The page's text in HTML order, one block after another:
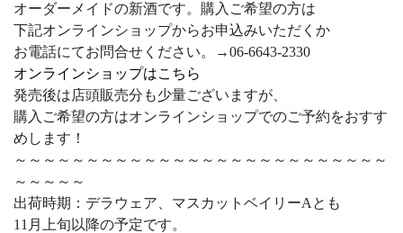
オーダーメイドの新酒です。購入ご希望の方は
下記オンラインショップからお申込みいただくか
お電話にてお問合せください。→06-6643-2330
オンラインショップはこちら
発売後は店頭販売分も少量ございますが、
購入ご希望の方はオンラインショップでのご予約をおすす
めします！
～～～～～～～～～～～～～～～～～～～～～～～～～～
～～～～～
出荷時期：デラウェア、マスカットベイリーAとも
11月上旬以降の予定です。